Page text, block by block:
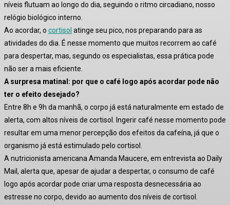
níveis flutuam ao longo do dia, seguindo o ritmo circadiano, nosso
relógio biológico interno.
Ao acordar, o cortisol atinge seu pico, nos preparando para as
atividades do dia. É nesse momento que muitos recorrem ao café
para despertar, mas, segundo os especialistas, essa prática pode
não ser a mais eficiente.
A surpresa matinal: por que o café logo após acordar pode não
ter o efeito desejado?
Entre 8h e 9h da manhã, o corpo já está naturalmente em estado de
alerta, com altos níveis de cortisol. Ingerir café nesse momento pode
resultar em uma menor percepção dos efeitos da cafeína, já que o
organismo já está estimulado pelo cortisol.
A nutricionista americana Amanda Maucere, em entrevista ao Daily
Mail, alerta que, apesar de ajudar a despertar, o consumo de café
logo após acordar pode criar uma resposta desnecessária ao
estresse no corpo, devido ao aumento dos níveis de cortisol.